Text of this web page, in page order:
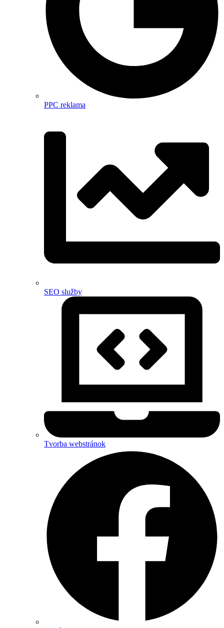
PPC reklama
SEO služby
Tvorba webstránok